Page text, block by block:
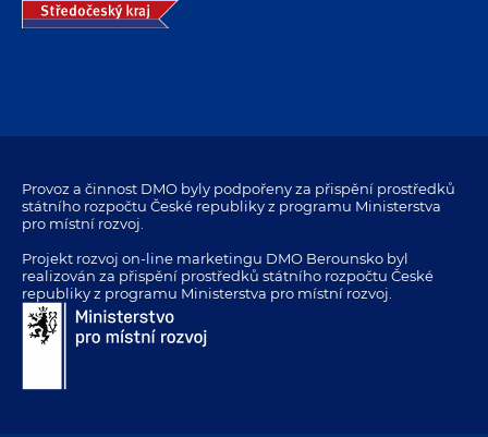
Provoz a činnost DMO byly podpořeny za přispění prostředků
státního rozpočtu České republiky z programu Ministerstva
pro místní rozvoj.
Projekt rozvoj on-line marketingu DMO Berounsko byl
realizován za přispění prostředků státního rozpočtu České
republiky z programu Ministerstva pro místní rozvoj.